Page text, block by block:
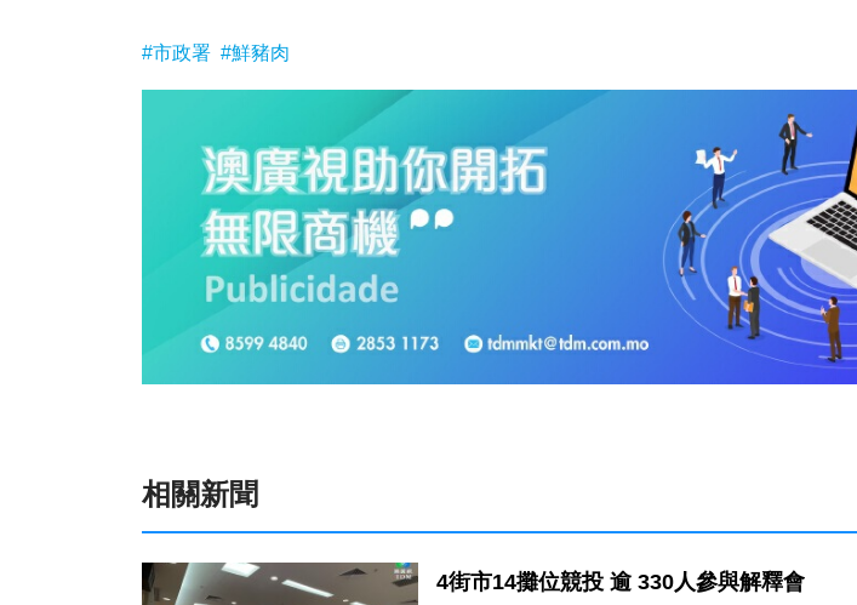
#市政署 #鮮豬肉
相關新聞
4街市14攤位競投 逾 330人參與解釋會